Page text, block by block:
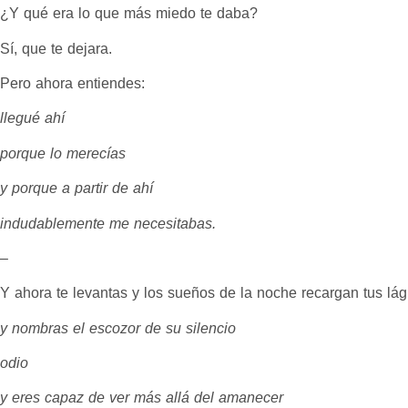
¿Y qué era lo que más miedo te daba?
Sí, que te dejara.
Pero ahora entiendes:
llegué ahí
porque lo merecías
y porque a partir de ahí
indudablemente me necesitabas.
–
Y ahora te levantas y los sueños de la noche recargan tus
y nombras el escozor de su silencio
odio
y eres capaz de ver más allá del amanecer